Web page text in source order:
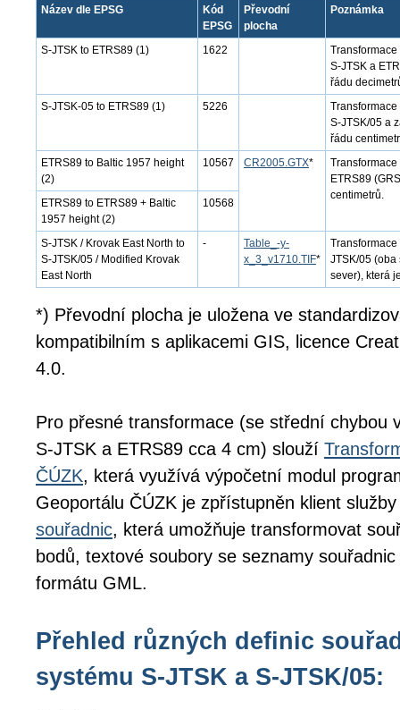
Název dle EPSG
Kód
EPSG
Převodní
plocha
Poznámka
S-JTSK to ETRS89 (1) 1622
S-JTSK a
řádu
S-JTSK-05 to ETRS89 (1)
5226
S-JTSK/05 a
řádu
ETRS89 to Baltic 1957 height
(2)
10567 CR2005.GTX*
ETRS89
centimetrů.
ETRS89 to ETRS89 + Baltic
1957 height (2)
10568
S-JTSK / Krovak East North to
S-JTSK/05 / Modified Krovak
East North
-
Table_-y-
x_3_v1710.TIF*
JTSK/05 (oba
sever), která
*) Převodní plocha je uložena ve
kompatibilním s aplikacemi GIS, licence
4.0.
Pro přesné transformace (se střední chybou
S-JTSK a ETRS89 cca 4 cm) slouží
ČÚZK, která využívá výpočetní modul
Geoportálu ČÚZK je zpřístupněn klient
souřadnic, která umožňuje transformovat
bodů, textové soubory se seznamy
formátu GML.
Přehled různých definic
systému S-JTSK a S-JTSK/05: